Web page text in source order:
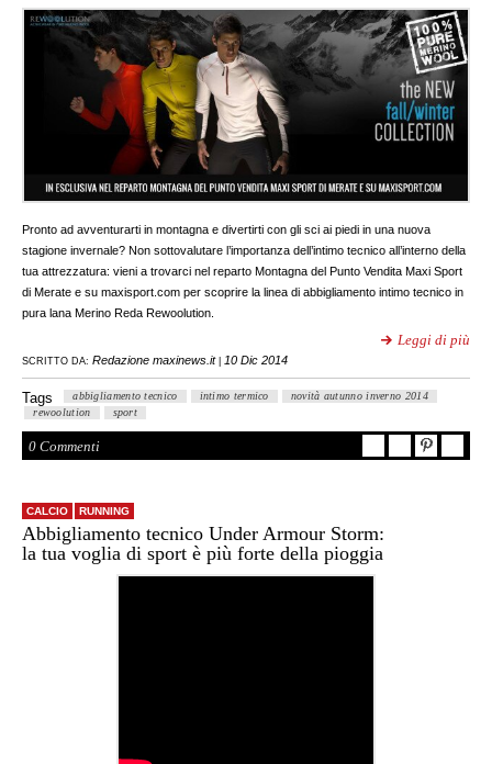
Pronto ad avventurarti in montagna e divertirti con gli sci ai piedi in una nuova
stagione invernale? Non sottovalutare l’importanza dell’intimo tecnico all’interno della
tua attrezzatura: vieni a trovarci nel reparto Montagna del Punto Vendita Maxi Sport
di Merate e su maxisport.com per scoprire la linea di abbigliamento intimo tecnico in
pura lana Merino Reda Rewoolution.
Leggi di più
SCRITTO DA: Redazione maxinews.it 10 Dic 2014
Tags abbigliamento tecnico intimo termico
novità autunno inverno 2014
rewoolution
sport
0 Commenti
CALCIO RUNNING
Abbigliamento tecnico Under Armour Storm:
la tua voglia di sport è più forte della pioggia